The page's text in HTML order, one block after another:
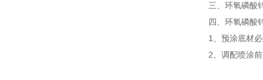
三、环氧磷酸
四、环氧磷酸
1、预涂底材
2、调配喷涂